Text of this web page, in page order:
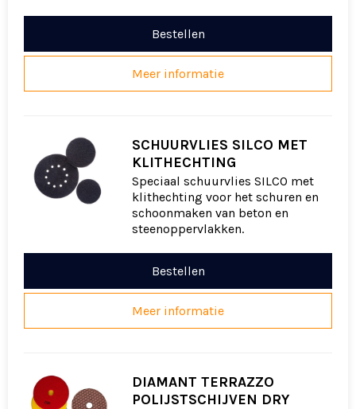
Bestellen
Meer informatie
SCHUURVLIES SILCO MET
KLITHECHTING
Speciaal schuurvlies SILCO met
klithechting voor het schuren en
schoonmaken van beton en
steenoppervlakken.
Bestellen
Meer informatie
DIAMANT TERRAZZO
POLIJSTSCHIJVEN DRY